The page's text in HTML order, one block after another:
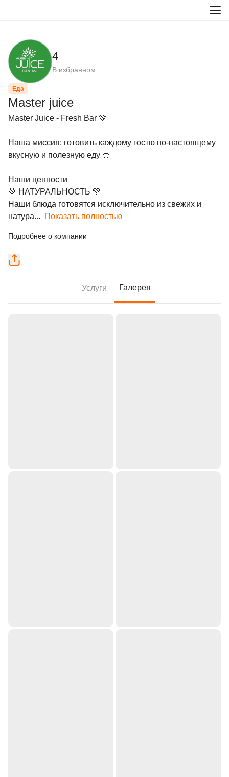
4
В избранном
Еда
Master juice
Master Juice - Fresh Bar 💚
Наша миссия: готовить каждому гостю по-настоящему
вкусную и полезную еду 🍊
Наши ценности
💚 НАТУРАЛЬНОСТЬ 💚
Наши блюда готовятся исключительно из свежих и
натура... Показать полностью
Подробнее о компании
Услуги Галерея